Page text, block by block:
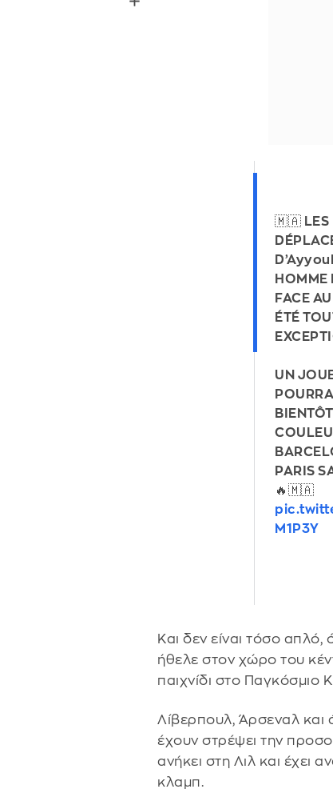
🇲🇦 LES
HOMME
FACE
ÉTÉ
UN
PARIS
🔥🇲🇦
M1P3Y
Και δεν είναι τόσο απλό,
ήθελε στον χώρο του
παιχνίδι στο Παγκόσμιο
Λίβερπουλ, Άρσεναλ
έχουν στρέψει την
ανήκει στη Λιλ και έχει
κλαμπ.